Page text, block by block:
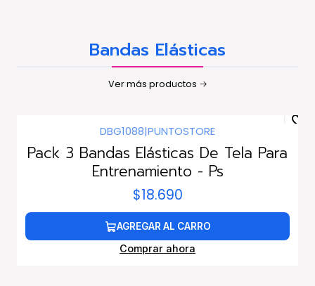
Bandas Elásticas
Ver más productos
DBG1088|PUNTOSTORE
Pack 3 Bandas Elásticas De Tela Para
Entrenamiento - Ps
$18.690
AGREGAR AL CARRO
Comprar ahora